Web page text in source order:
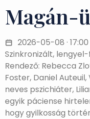
Magán-
2026-05-08 · 17:00
Szinkronizált,
Rendező: Rebecca
Foster, Daniel
neves pszichiáter,
egyik páciense
hogy gyilkosság